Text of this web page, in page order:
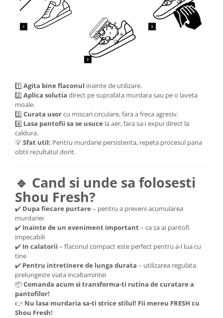
1️⃣Agita bine flaconul inainte de utilizare.
2️⃣Aplica solutia direct pe suprafata murdara sau pe o laveta
moale.
3️⃣Curata usorcu miscari circulare, fara a freca agresiv.
4️⃣ Lasa pantofii sa se usuce la aer, fara sa-i expui direct la
caldura.
💡Sfat util: Pentru murdarie persistenta, repeta procesul pana
obtii rezultatul dorit.
🔹 Cand si unde sa folosesti
Shou Fresh?
✔️ Dupa fiecare purtare – pentru a preveni acumularea
murdariei
✔️ Inainte de un eveniment important– ca sa ai pantofi
impecabili
✔️ In calatorii – flaconul compact este perfect pentru a-l lua cu
tine
✔️ Pentru intretinere de lunga durata – utilizarea regulata
prelungeste viata incaltamintei
📦Comanda acum si transforma-ti rutina de curatare a
pantofilor!
👉 Nu lasa murdaria sa-ti strice stilul! Fii mereu FRESH cu
Shou Fresh!